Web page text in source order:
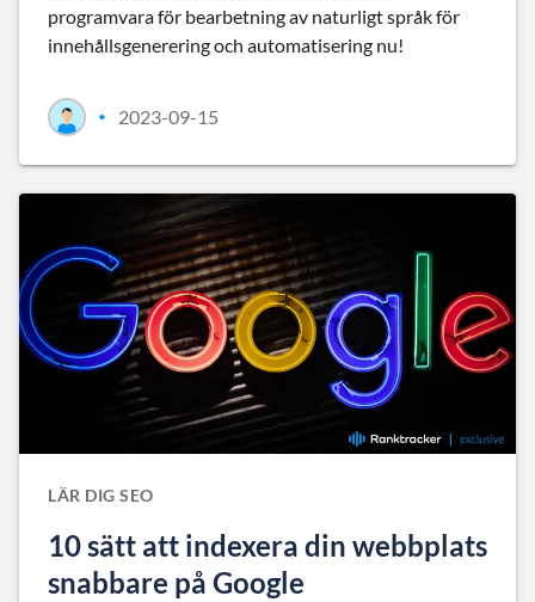
programvara för bearbetning av naturligt språk för
innehållsgenerering och automatisering nu!
• 2023-09-15
LÄR DIG SEO
10 sätt att indexera din webbplats
snabbare på Google